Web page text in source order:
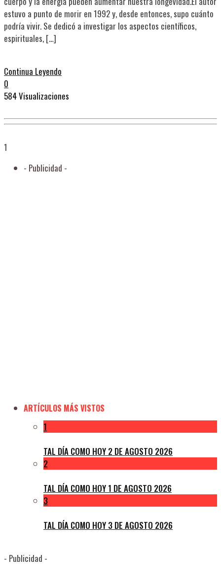
estuvo a punto de morir en 1992 y, desde entonces, supo cuánto
podría vivir. Se dedicó a investigar los aspectos científicos,
espirituales, […]
Continua Leyendo
0
584 Visualizaciones
1
- Publicidad -
ARTÍCULOS MÁS VISTOS
1
TAL DÍA COMO HOY 2 DE AGOSTO 2026
2
TAL DÍA COMO HOY 1 DE AGOSTO 2026
3
TAL DÍA COMO HOY 3 DE AGOSTO 2026
- Publicidad -